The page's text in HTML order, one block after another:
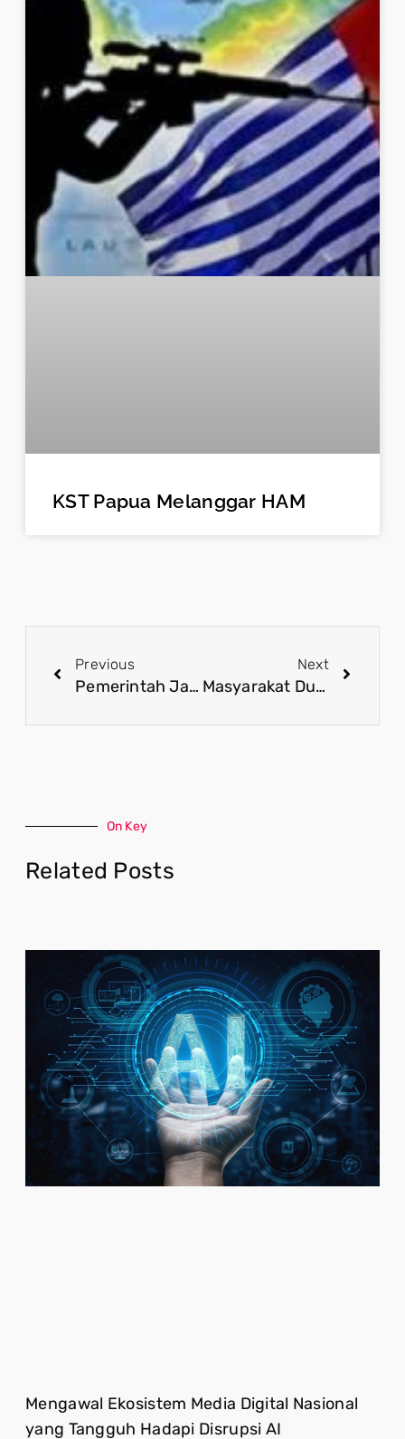
KST Papua Melanggar HAM
Previous
Pemerintah Jamin Supremasi Hukum Sesuai Aspirasi 17+8
Next
Masyarakat Dukung TNI Polri Pastikan Demokrasi Tanpa Anarkis
On Key
Related Posts
Mengawal Ekosistem Media Digital Nasional
yang Tangguh Hadapi Disrupsi AI